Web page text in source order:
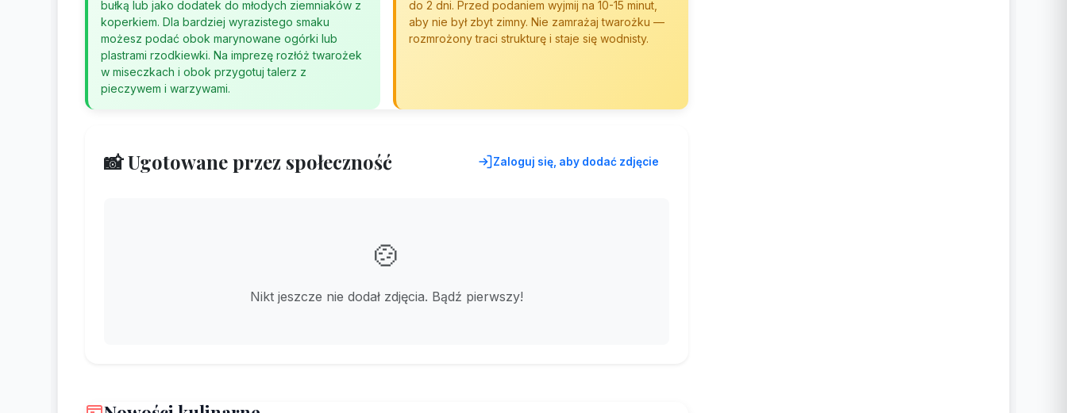
bułką lub jako dodatek do młodych ziemniaków z
koperkiem. Dla bardziej wyrazistego smaku
możesz podać obok marynowane ogórki lub
plastrami rzodkiewki. Na imprezę rozłóż twarożek
w miseczkach i obok przygotuj talerz z
pieczywem i warzywami.
do 2 dni. Przed podaniem wyjmij na 10-15 minut,
aby nie był zbyt zimny. Nie zamrażaj twarożku —
rozmrożony traci strukturę i staje się wodnisty.
📸 Ugotowane przez społeczność Zaloguj się, aby dodać zdjęcie
🍲
Nikt jeszcze nie dodał zdjęcia. Bądź pierwszy!